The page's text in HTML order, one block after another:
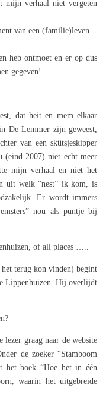
mijn verhaal niet vergeten
van een (familie)leven.
heb ontmoet en er op dus
gegeven!
dat heit en mem elkaar
De Lemmer zijn geweest,
van een skûtsjeskipper
2007) niet echt meer
mijn verhaal en niet het
uit welk “nest” ik kom, is
Er wordt immers
nou als puntje bij
of all places …..
terug kon vinden) begint
Lippenhuizen. Hij overlijdt
graag naar de website
de zoeker “Stamboom
het boek “Hoe het in één
waarin het uitgebreide